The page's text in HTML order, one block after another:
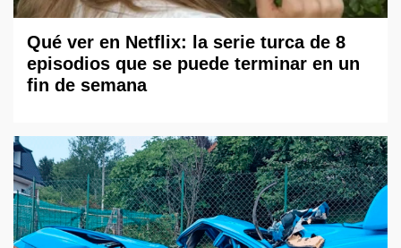
Qué ver en Netflix: la serie turca de 8
episodios que se puede terminar en un
fin de semana